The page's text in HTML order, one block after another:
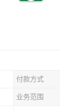
付款方式
业务范围